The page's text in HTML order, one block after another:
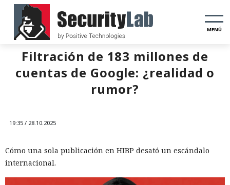
MENÚ
Filtración de 183 millones de
cuentas de Google: ¿realidad o
rumor?
19:35 / 28.10.2025
Cómo una sola publicación en HIBP desató un escándalo
internacional.